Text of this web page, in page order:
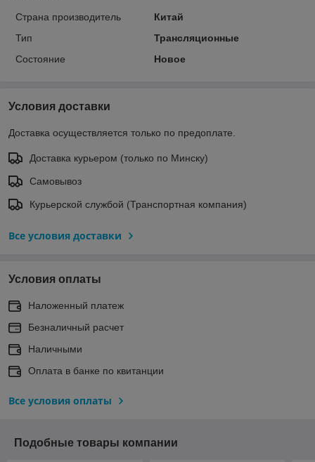
Страна производитель
Китай
Тип
Трансляционные
Состояние
Новое
Условия доставки
Доставка осуществляется только по предоплате.
Доставка курьером (только по Минску)
Самовывоз
Курьерской службой (Транспортная компания)
Все условия доставки
Условия оплаты
Наложенный платеж
Безналичный расчет
Наличными
Оплата в банке по квитанции
Все условия оплаты
Подобные товары компании